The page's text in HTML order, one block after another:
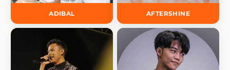
ADIBAL AFTERSHINE